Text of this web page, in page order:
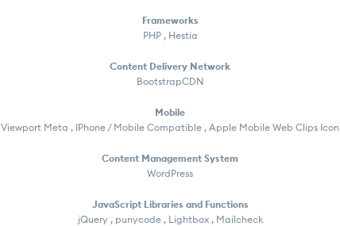
Frameworks
PHP , Hestia
Content Delivery Network
BootstrapCDN
Mobile
Viewport Meta , IPhone / Mobile Compatible , Apple Mobile Web Clips Icon
Content Management System
WordPress
JavaScript Libraries and Functions
jQuery , punycode , Lightbox , Mailcheck